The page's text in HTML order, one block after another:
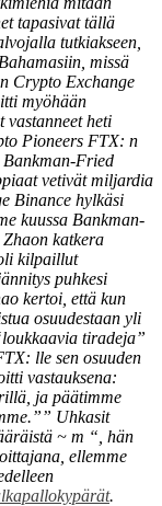
tapasivat tällä
tutkiakseen,
missä
Crypto Exchange
myöhään
vastanneet heti
Pioneers FTX: n
Bankman-Fried
vetivät miljardia
Binance hylkäsi
kuussa Bankman-
katkera
kilpaillut
puhkesi
kertoi, että kun
osuudestaan ​​yli
tiradeja”
lle sen osuuden
vastauksena:
ja päätimme
Uhkasit
~ m “, hän
ellemme
.